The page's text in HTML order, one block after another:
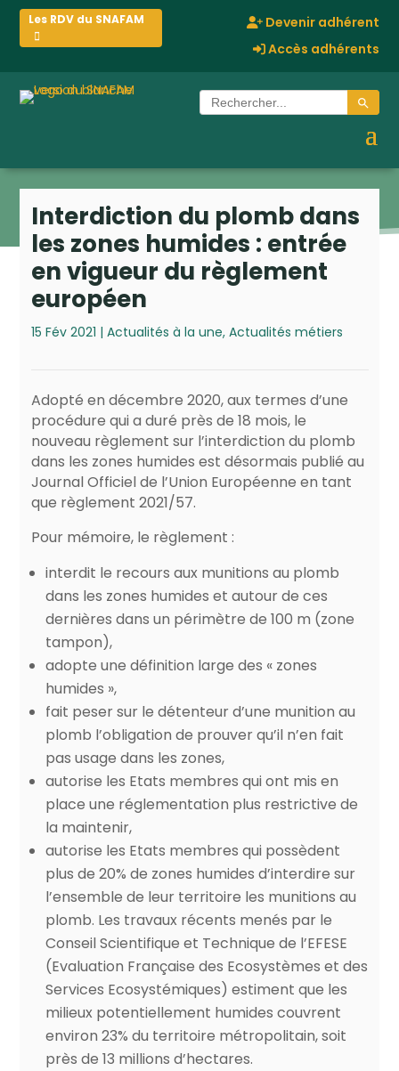
Les RDV du SNAFAM
Devenir adhérent
Accès adhérents
Search
for:
Search Button
Interdiction du plomb dans
les zones humides : entrée
en vigueur du règlement
européen
15 Fév 2021 | Actualités à la une, Actualités métiers
Adopté en décembre 2020, aux termes d’une
procédure qui a duré près de 18 mois, le
nouveau règlement sur l’interdiction du plomb
dans les zones humides est désormais publié au
Journal Officiel de l’Union Européenne en tant
que règlement 2021/57.
Pour mémoire, le règlement :
interdit le recours aux munitions au plomb
dans les zones humides et autour de ces
dernières dans un périmètre de 100 m (zone
tampon),
adopte une définition large des « zones
humides »,
fait peser sur le détenteur d’une munition au
plomb l’obligation de prouver qu’il n’en fait
pas usage dans les zones,
autorise les Etats membres qui ont mis en
place une réglementation plus restrictive de
la maintenir,
autorise les Etats membres qui possèdent
plus de 20% de zones humides d’interdire sur
l’ensemble de leur territoire les munitions au
plomb. Les travaux récents menés par le
Conseil Scientifique et Technique de l’EFESE
(Evaluation Française des Ecosystèmes et des
Services Ecosystémiques) estiment que les
milieux potentiellement humides couvrent
environ 23% du territoire métropolitain, soit
près de 13 millions d’hectares.